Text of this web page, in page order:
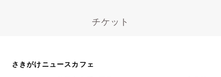
チケット
さきがけニュースカフェ